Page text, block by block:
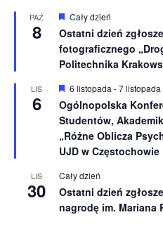
n
o
n
e
PAŹ
8
W
r
ó
ż
n
i
o
n
e
Cały dzień
Ostatni dzień
fotograficznego
Politechnika
LIS
6
W
r
ó
ż
n
i
n
e
6 listopada -7 listopada
Ogólnopolska
Studentów,
„Różne Oblicza
UJD w Częstochowie
LIS
30
Cały dzień
Ostatni dzień
nagrodę im. Mariana